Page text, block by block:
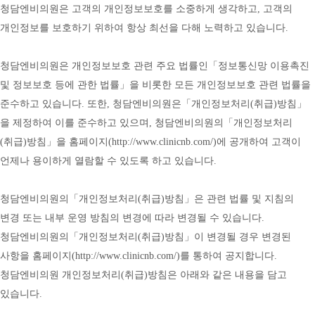
청담엔비의원은 고객의 개인정보보호를 소중하게 생각하고, 고객의
개인정보를 보호하기 위하여 항상 최선을 다해 노력하고 있습니다.
청담엔비의원은 개인정보보호 관련 주요 법률인「정보통신망 이용촉진
및 정보보호 등에 관한 법률」을 비롯한 모든 개인정보보호 관련 법률을
준수하고 있습니다. 또한, 청담엔비의원은「개인정보처리(취급)방침」
을 제정하여 이를 준수하고 있으며, 청담엔비의원의「개인정보처리
(취급)방침」을 홈페이지(http://www.clinicnb.com/)에
공개하여 고객이
언제나 용이하게 열람할 수 있도록 하고 있습니다.
청담엔비의원의「개인정보처리(취급)방침」은 관련 법률 및 지침의
변경 또는 내부 운영 방침의 변경에 따라 변경될 수 있습니다.
청담엔비의원의「개인정보처리(취급)방침」이 변경될 경우 변경된
사항을 홈페이지(http://www.clinicnb.com/)를 통하여 공지합니다.
청담엔비의원 개인정보처리(취급)방침은 아래와 같은 내용을 담고
있습니다.